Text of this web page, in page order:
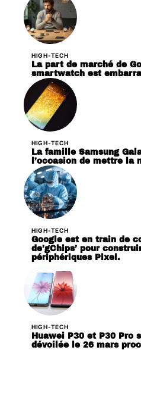
HIGH-TECH
La part de marché de
smartwatch est
HIGH-TECH
La famille Samsung
l’occasion de mettre la
HIGH-TECH
Google est en train de
de’gChips’ pour
périphériques Pixel.
HIGH-TECH
Huawei P30 et P30 Pro
dévoilée le 26 mars